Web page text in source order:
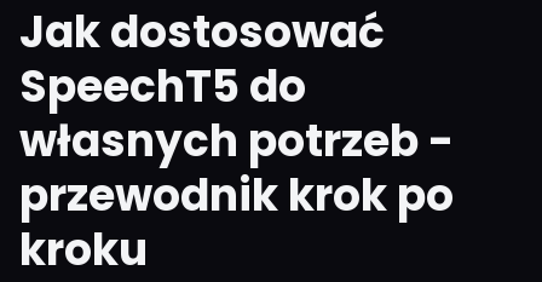
Jak dostosować
SpeechT5 do
własnych potrzeb -
przewodnik krok po
kroku